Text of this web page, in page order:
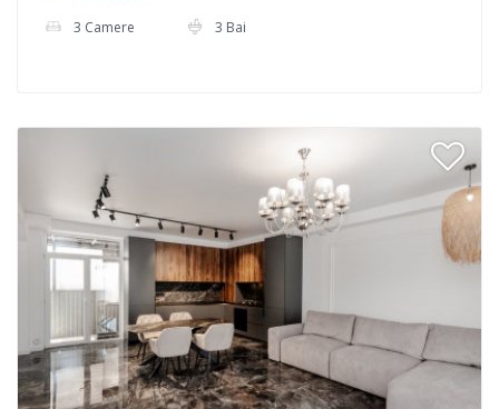
3 Camere 3 Bai